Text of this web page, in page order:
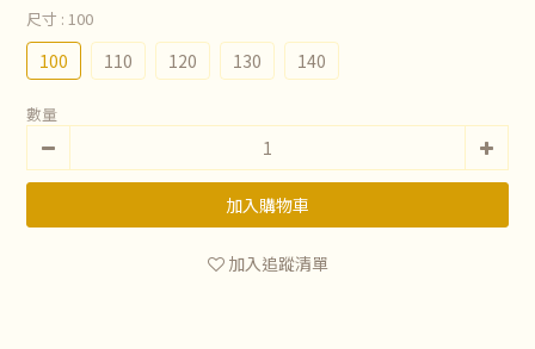
尺寸 : 100
100 110 120 130 140
數量
加入購物車
加入追蹤清單